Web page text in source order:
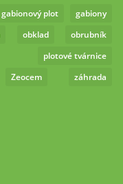
gabionový plot
gabiony
obklad
obrubník
plotové tvárnice
Zeocem
záhrada